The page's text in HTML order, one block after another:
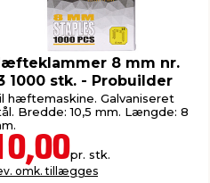
8 mm nr.
1000 stk. - Probuilder
hæftemaskine. Galvaniseret
Bredde: 10,5 mm. Længde: 8
pr. stk.
omk. tillægges